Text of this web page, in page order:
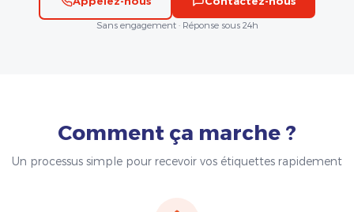
Sans engagement · Réponse sous 24h
Comment ça marche ?
Un processus simple pour recevoir vos étiquettes rapidement